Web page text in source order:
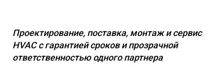
Проектирование, поставка, монтаж и сервис
HVAC с гарантией сроков и прозрачной
ответственностью одного партнера